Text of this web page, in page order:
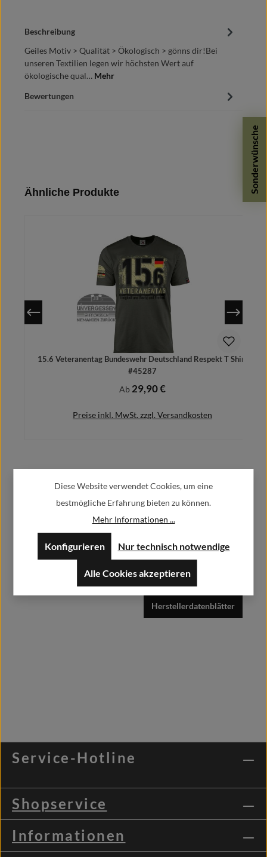
Sonderwünsche
Beschreibung
Geiles Motiv > Qualität > Ökologisch > gönns dir!Bei
unseren Textilien legen wir höchsten Wert auf
ökologische qual… Mehr
Bewertungen
Produktgalerie überspringen
Ähnliche Produkte
15.6 Veteranentag Bundeswehr Deutschland Respekt T Shirt
#45287
Regulärer Preis:
Ab 29,90 €
Preise inkl. MwSt. zzgl. Versandkosten
Herstellerinformationen:
Alfa GmbH / Alfashirt
Weisweilerstr.20-22
Herstellerdatenblätter
Service-Hotline
Shopservice
Informationen
Diese Website verwendet Cookies, um eine
bestmögliche Erfahrung bieten zu können.
Mehr Informationen ...
Nur technisch notwendige
Konfigurieren
Alle Cookies akzeptieren